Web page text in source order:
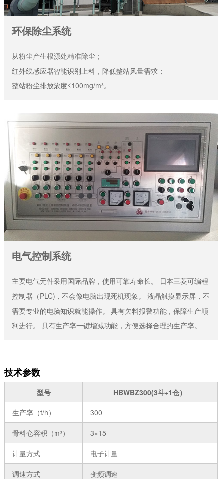
环保除尘系统
从粉尘产生根源处精准除尘；
红外线感应器智能识别上料，降低整站风量需求；
整站粉尘排放浓度≤100mg/m³。
电气控制系统
主要电气元件采用国际品牌，使用可靠寿命长。 日本三菱可编程
控制器（PLC)，不会像电脑出现死机现象。 液晶触摸显示屏，不
需要专业的电脑知识就能操作。 具有欠料报警功能，保障生产顺
利进行。 具有生产率一键增减功能，方便选择合理的生产率。
技术参数
型号 HBWBZ300(3斗+1仓）
生产率（t/h） 300
骨料仓容积（m³） 3×15
计量方式 电子计量
调速方式 变频调速